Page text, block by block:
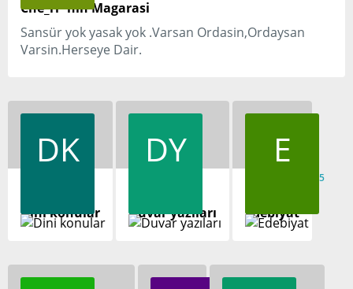
Che_ri`nin Magarasi
Sansür yok yasak yok .Varsan Ordasin,Ordaysan
Varsin.Herseye Dair.
DK
Dini konular
DY
Duvar yazıları
E
5
Edebiyat